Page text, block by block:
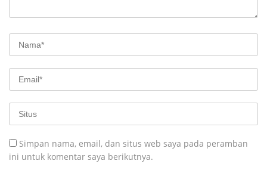
Simpan nama, email, dan situs web saya pada peramban
ini untuk komentar saya berikutnya.